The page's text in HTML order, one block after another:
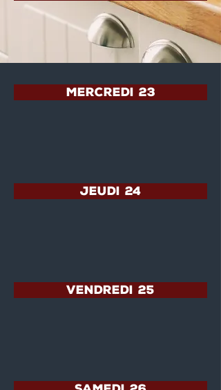
MERCREDI 23
JEUDI 24
VENDREDI 25